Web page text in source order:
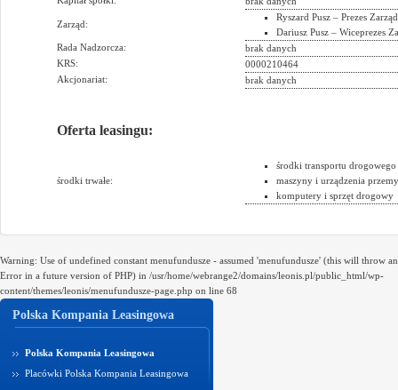
Zarząd:
Ryszard Pusz – Prezes
Dariusz Pusz – Wiceprezes
Rada Nadzorcza:
brak danych
KRS:
0000210464
Akcjonariat:
brak danych
Oferta leasingu:
środki trwałe:
środki transportu drogowego
maszyny i urządzenia
komputery i sprzęt drogowy
Warning: Use of undefined constant menufundusze - assumed 'menufundusze' (this will throw an
Error in a future version of PHP) in /usr/home/webrange2/domains/leonis.pl/public_html/wp-
content/themes/leonis/menufundusze-page.php on line 68
Polska Kompania Leasingowa
Polska Kompania Leasingowa
Placówki Polska Kompania Leasingowa